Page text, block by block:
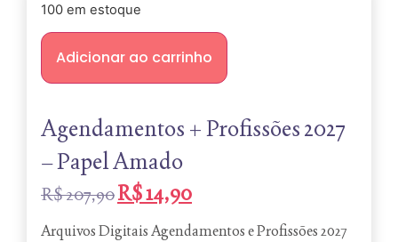
Agendamentos + Profissões 2027
– Papel Amado
R$207,90R$14,90
100 em estoque
Adicionar ao carrinho
Arquivos Digitais Agendamentos e Profissões 2027